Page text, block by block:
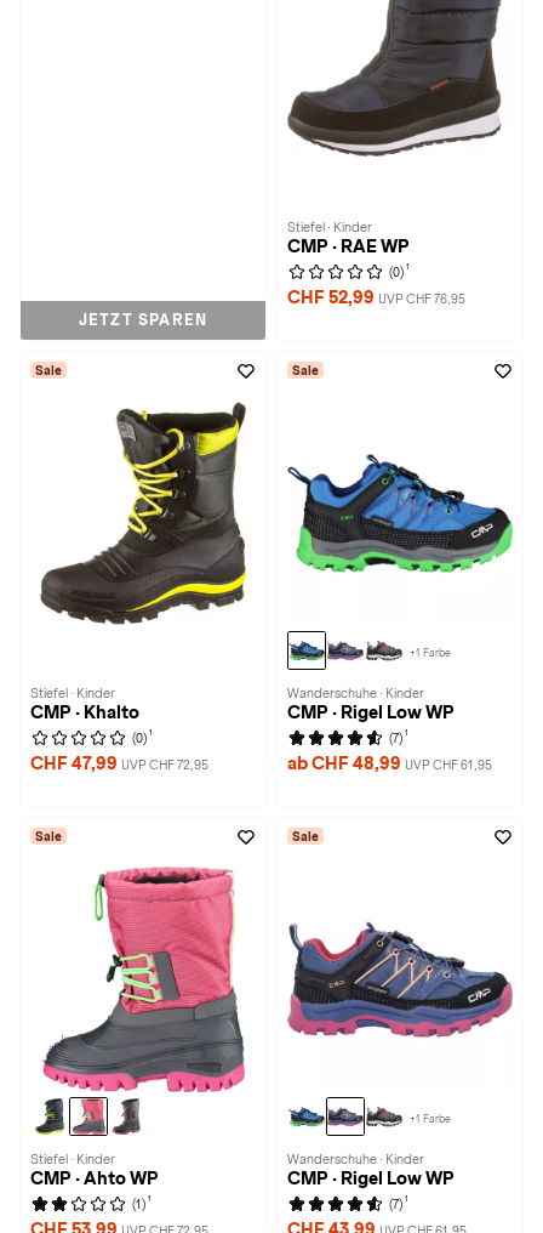
JETZT SPAREN
Stiefel · Kinder
CMP · RAE WP
(0) 1
CHF 52,99 UVP CHF 76,95
Sale
Stiefel · Kinder
CMP · Khalto
(0) 1
CHF 47,99 UVP CHF 72,95
Sale
+1 Farbe
Wanderschuhe · Kinder
CMP · Rigel Low WP
(7) 1
ab CHF 48,99 UVP CHF 61,95
Sale
Stiefel · Kinder
CMP · Ahto WP
(1) 1
Sale
+1 Farbe
Wanderschuhe · Kinder
CMP · Rigel Low WP
(7) 1